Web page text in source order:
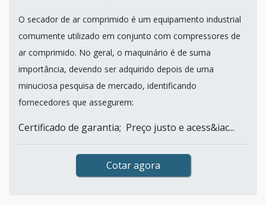
O secador de ar comprimido é um equipamento industrial
comumente utilizado em conjunto com compressores de
ar comprimido. No geral, o maquinário é de suma
importância, devendo ser adquirido depois de uma
minuciosa pesquisa de mercado, identificando
fornecedores que assegurem:
Certificado de garantia; Preço justo e acess&iac...
Cotar agora